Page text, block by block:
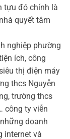
tựu đó chính là
quyết tâm
nghiệp phường
ích, công
thị điện máy
thcs Nguyễn
trường thcs
công ty viễn
doanh
internet và